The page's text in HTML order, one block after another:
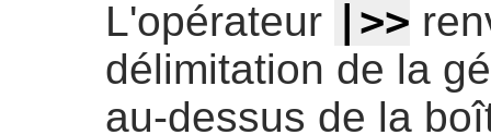
L'opérateur |>>
délimitation de la
au-dessus de la